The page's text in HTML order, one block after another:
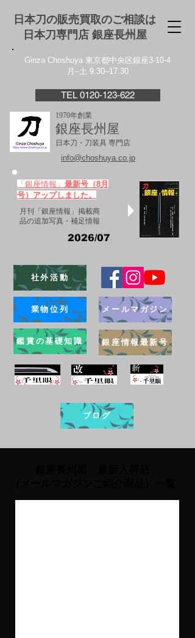
日本刀の販売買取のご相談は
日本刀専門店 銀座⻑州屋
Ginza Choshuya 東京都中央区銀座3-10-4
月–土 9:30–17:30
TEL 0120-123-622
1970年創業
銀座長州屋
日本刀・刀装具 専門店
info@choshuya.co.jp
「銀座情報」 最新号（8月
号）アップしました。
月刊「銀座情報」掲載商
品の追加写真・補足情報
2026/07
社外活動
業物位列
鑑賞の基礎知識
メールマガジン
銀座情報最新号
ブログ